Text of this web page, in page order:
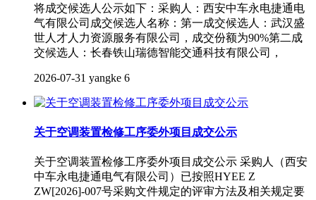
将成交候选人公示如下：采购人：西安中车永电捷通电
气有限公司成交候选人名称：第一成交候选人：武汉盛
世人才人力资源服务有限公司，成交份额为90%第二成
交候选人：长春铁山瑞德智能交通科技有限公司，
2026-07-31 yangke 6
关于空调装置检修工序委外项目成交公示
关于空调装置检修工序委外项目成交公示 采购人（西安
中车永电捷通电气有限公司）已按照HYEE Z
ZW[2026]-007号采购文件规定的评审方法及相关规定要